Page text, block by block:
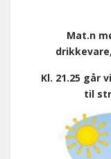
Mat.n
Kl. 21.25 går
til